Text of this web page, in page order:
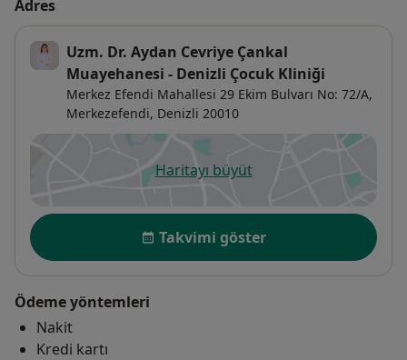
Adres
Uzm. Dr. Aydan Cevriye Çankal
Muayehanesi - Denizli Çocuk Kliniği
Merkez Efendi Mahallesi 29 Ekim Bulvarı No: 72/A,
Merkezefendi, Denizli 20010
Haritayı büyütyeni bir sekmede açılır
Uygunluk
Takvimi göster
Ödeme yöntemleri
Nakit
Kredi kartı